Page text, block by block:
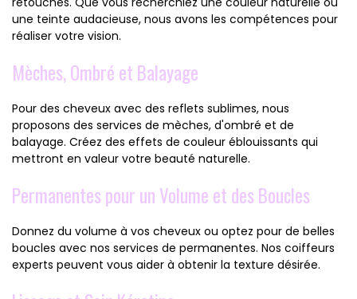
une teinte audacieuse, nous avons les compétences pour
réaliser votre vision.
Mèches, Ombré et Balayage
Pour des cheveux avec des reflets sublimes, nous
proposons des services de mèches, d'ombré et de
balayage. Créez des effets de couleur éblouissants qui
mettront en valeur votre beauté naturelle.
Permanentes pour un Volume et des Boucles
Donnez du volume à vos cheveux ou optez pour de belles
boucles avec nos services de permanentes. Nos coiffeurs
experts peuvent vous aider à obtenir la texture désirée.